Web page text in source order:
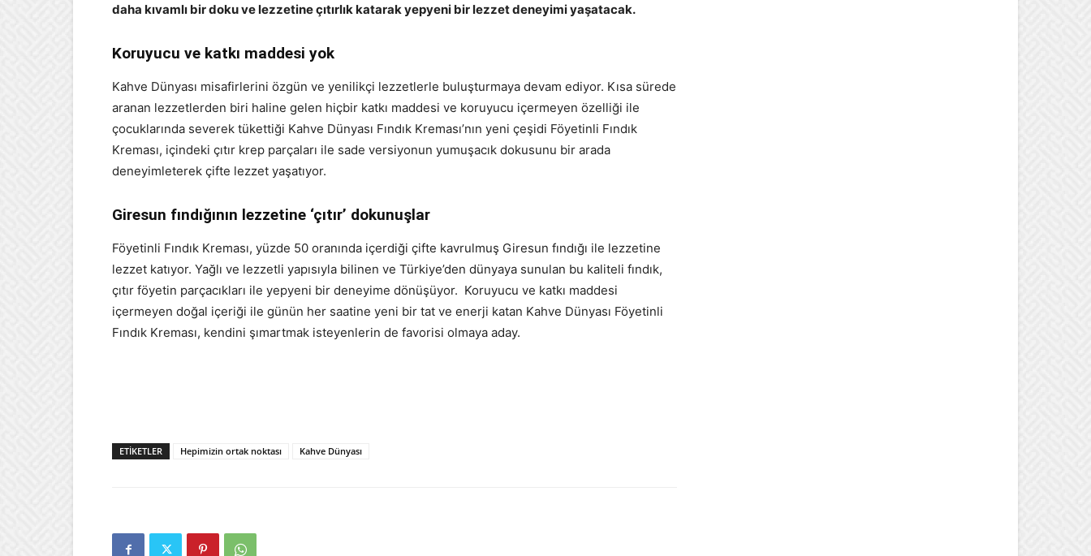
daha kıvamlı bir doku ve lezzetine çıtırlık katarak yepyeni bir lezzet deneyimi yaşatacak.
Koruyucu ve katkı maddesi yok
Kahve Dünyası misafirlerini özgün ve yenilikçi lezzetlerle buluşturmaya devam ediyor. Kısa sürede
aranan lezzetlerden biri haline gelen hiçbir katkı maddesi ve koruyucu içermeyen özelliği ile
çocuklarında severek tükettiği Kahve Dünyası Fındık Kreması’nın yeni çeşidi Föyetinli Fındık
Kreması, içindeki çıtır krep parçaları ile sade versiyonun yumuşacık dokusunu bir arada
deneyimleterek çifte lezzet yaşatıyor.
Giresun fındığının lezzetine ‘çıtır’ dokunuşlar
Föyetinli Fındık Kreması, yüzde 50 oranında içerdiği çifte kavrulmuş Giresun fındığı ile lezzetine
lezzet katıyor. Yağlı ve lezzetli yapısıyla bilinen ve Türkiye’den dünyaya sunulan bu kaliteli fındık,
çıtır föyetin parçacıkları ile yepyeni bir deneyime dönüşüyor. Koruyucu ve katkı maddesi
içermeyen doğal içeriği ile günün her saatine yeni bir tat ve enerji katan Kahve Dünyası Föyetinli
Fındık Kreması, kendini şımartmak isteyenlerin de favorisi olmaya aday.
ETIKETLER Hepimizin ortak noktası Kahve Dünyası